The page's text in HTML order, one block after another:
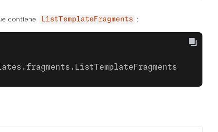
contiene ListTemplateFragments :